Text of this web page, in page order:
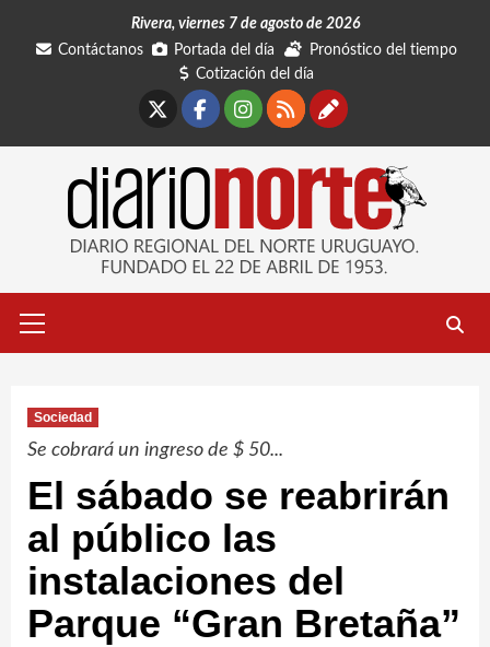
Rivera, viernes 7 de agosto de 2026
Contáctanos
Portada del día
Pronóstico del tiempo
Cotización del día
Facebook
Instagram
RSSContáctanos
primario
Sociedad
Se cobrará un ingreso de $ 50...
El sábado se reabrirán
al público las
instalaciones del
Parque “Gran Bretaña”